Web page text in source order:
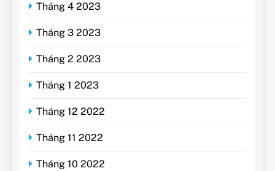
Tháng 4 2023
Tháng 3 2023
Tháng 2 2023
Tháng 1 2023
Tháng 12 2022
Tháng 11 2022
Tháng 10 2022